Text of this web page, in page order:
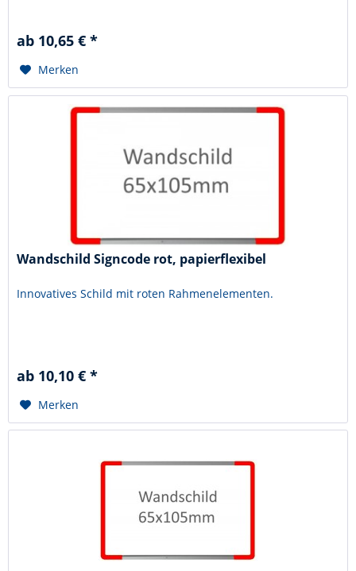
ab 10,65 € *
Merken
Wandschild Signcode rot, papierflexibel
Innovatives Schild mit roten Rahmenelementen.
ab 10,10 € *
Merken